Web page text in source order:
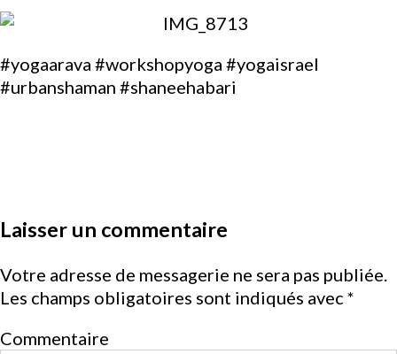
#yogaarava #workshopyoga #yogaisrael
#urbanshaman #shaneehabari
Laisser un commentaire
Votre adresse de messagerie ne sera pas publiée.
Les champs obligatoires sont indiqués avec *
Commentaire